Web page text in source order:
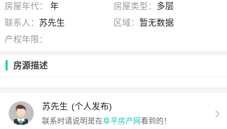
房屋年代：
年 房屋类型： 多层
联系人： 苏先生 区域： 暂无数据
产权年限：
房源描述
苏先生 (个人发布)
联系时请说明是在阜平房产网看到的！